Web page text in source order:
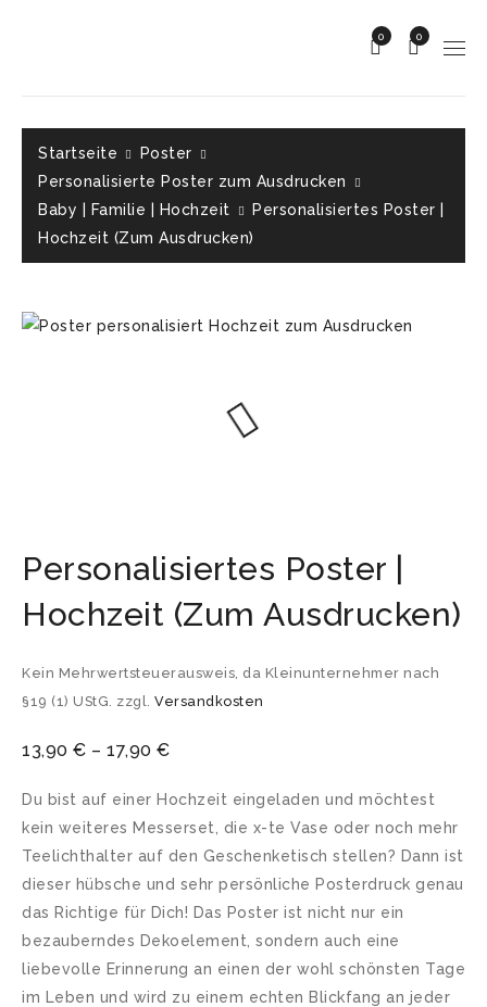
0
0
Startseite
Poster
Personalisierte Poster zum Ausdrucken
Baby | Familie | Hochzeit
Personalisiertes Poster |
Hochzeit (Zum Ausdrucken)
Personalisiertes Poster |
Hochzeit (Zum Ausdrucken)
Kein Mehrwertsteuerausweis, da Kleinunternehmer nach
§19 (1) UStG. zzgl. Versandkosten
13,90 € – 17,90 €
Du bist auf einer Hochzeit eingeladen und möchtest
kein weiteres Messerset, die x-te Vase oder noch mehr
Teelichthalter auf den Geschenketisch stellen? Dann ist
dieser hübsche und sehr persönliche Posterdruck genau
das Richtige für Dich! Das Poster ist nicht nur ein
bezauberndes Dekoelement, sondern auch eine
liebevolle Erinnerung an einen der wohl schönsten Tage
im Leben und wird zu einem echten Blickfang an jeder